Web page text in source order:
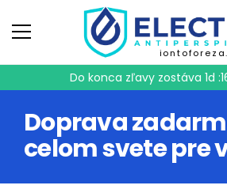
Do konca zľavy zostáva1d
Doprava
celom svete pre